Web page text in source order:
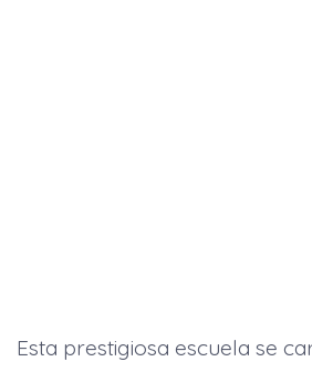
Esta prestigiosa escuela se